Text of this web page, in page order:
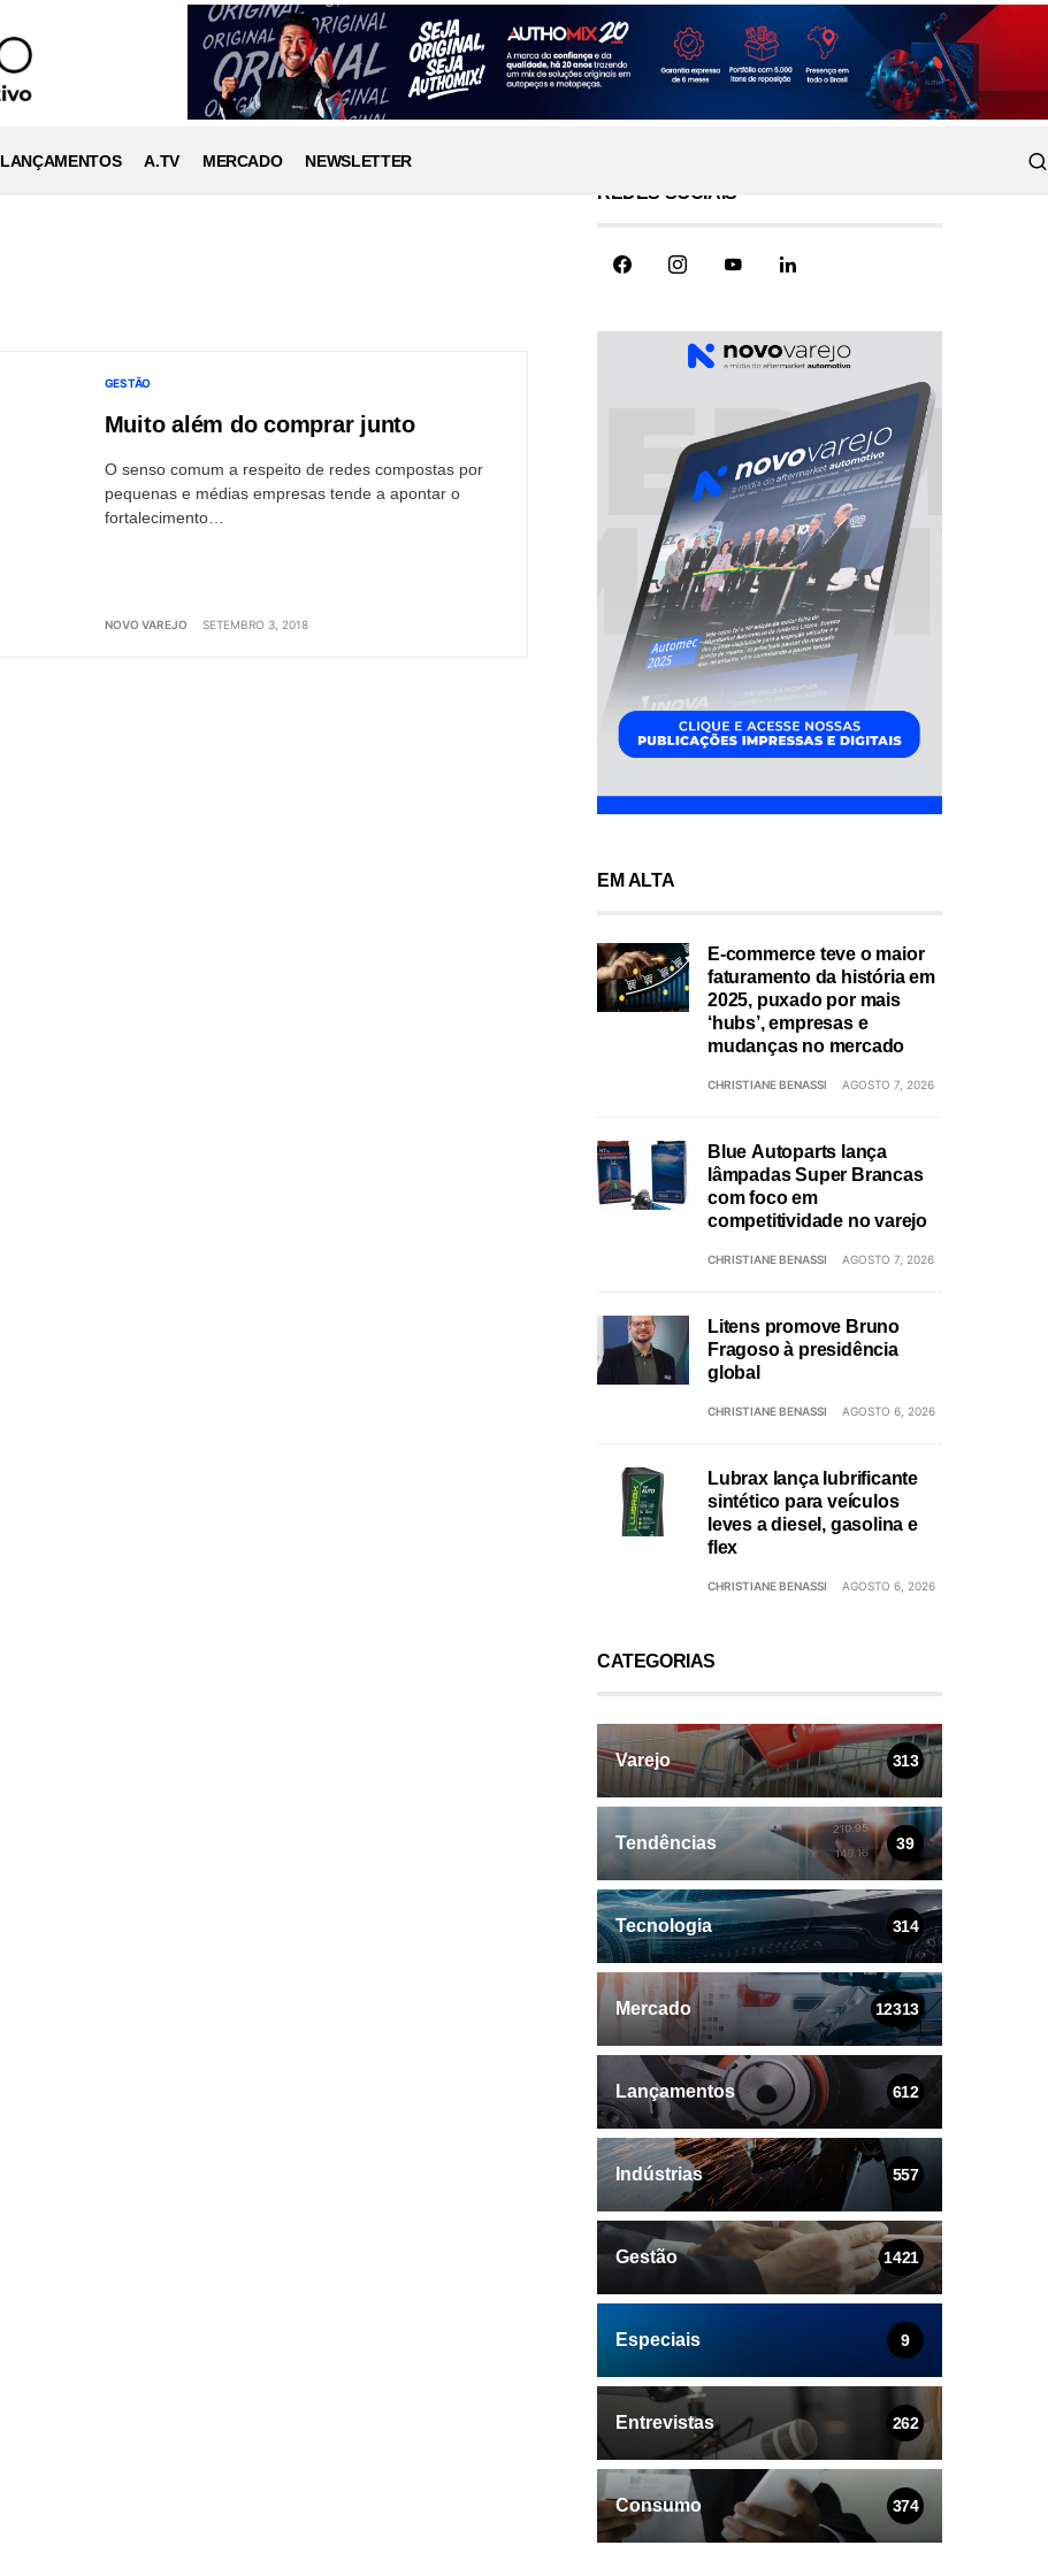
LANÇAMENTOS A.TV MERCADO
NEWSLETTER
GESTÃO
Muito além do comprar junto
O senso comum a respeito de redes compostas por
pequenas e médias empresas tende a apontar o
fortalecimento…
NOVO VAREJO SETEMBRO 3, 2018
REDES SOCIAIS
EM ALTA
E-commerce teve o maior
faturamento da história em
2025, puxado por mais
‘hubs’, empresas e
mudanças no mercado
CHRISTIANE BENASSI AGOSTO 7, 2026
Blue Autoparts lança
lâmpadas Super Brancas
com foco em
competitividade no varejo
CHRISTIANE BENASSI AGOSTO 7, 2026
Litens promove Bruno
Fragoso à presidência
global
CHRISTIANE BENASSI AGOSTO 6, 2026
Lubrax lança lubrificante
sintético para veículos
leves a diesel, gasolina e
flex
CHRISTIANE BENASSI AGOSTO 6, 2026
CATEGORIAS
Varejo 313
Tendências 39
Tecnologia 314
Mercado 12313
Lançamentos 612
Indústrias 557
Gestão 1421
Especiais 9
Entrevistas 262
Consumo 374